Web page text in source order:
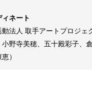
ネート
法人 取手アートプロジェ
小野寺美穂、五十殿彩子、
）